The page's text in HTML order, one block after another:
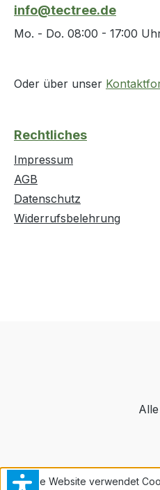
info@tectree.de
Mo. - Do. 08:00 - 17:00
Oder über unser
Rechtliches
Impressum
AGB
Datenschutz
Widerrufsbelehrung
Diese Website verwendet